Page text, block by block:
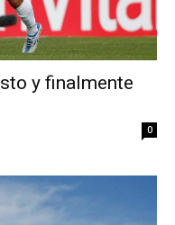
y finalmente
0